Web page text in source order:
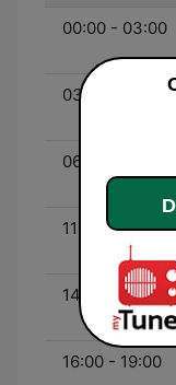
00:00 - 03:00
03:00 - 06:00
06:00 - 11:00
11:00 - 14:00
14:00 - 16:00
16:00 - 19:00